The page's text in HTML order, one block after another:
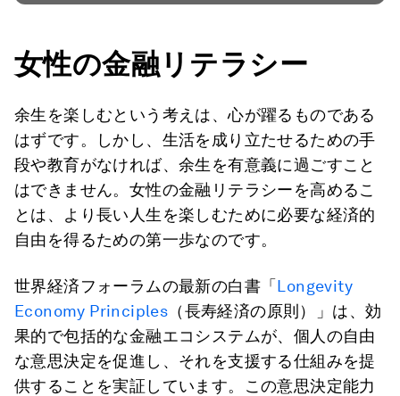
女性の金融リテラシー
余生を楽しむという考えは、心が躍るものである
はずです。しかし、生活を成り立たせるための手
段や教育がなければ、余生を有意義に過ごすこと
はできません。女性の金融リテラシーを高めるこ
とは、より長い人生を楽しむために必要な経済的
自由を得るための第一歩なのです。
世界経済フォーラムの最新の白書「 Longevity
Economy Principles （長寿経済の原則）」は、効
果的で包括的な金融エコシステムが、個人の自由
な意思決定を促進し、それを支援する仕組みを提
供することを実証しています。この意思決定能力